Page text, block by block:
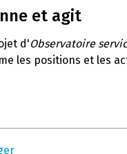
et agit
d'Observatoire
les positions et les